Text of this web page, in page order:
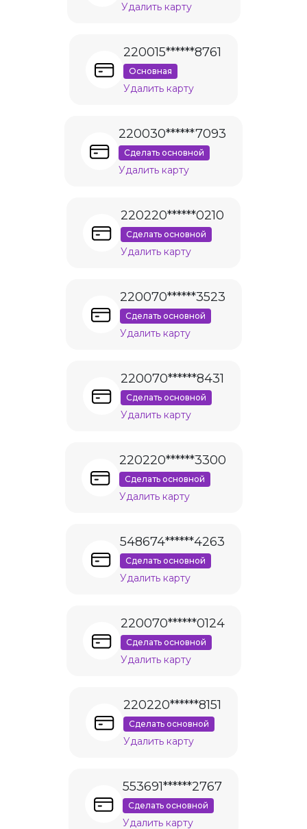
Удалить карту
220015******8761
Основная
Удалить карту
220030******7093
Сделать основной
Удалить карту
220220******0210
Сделать основной
Удалить карту
220070******3523
Сделать основной
Удалить карту
220070******8431
Сделать основной
Удалить карту
220220******3300
Сделать основной
Удалить карту
548674******4263
Сделать основной
Удалить карту
220070******0124
Сделать основной
Удалить карту
220220******8151
Сделать основной
Удалить карту
553691******2767
Сделать основной
Удалить карту